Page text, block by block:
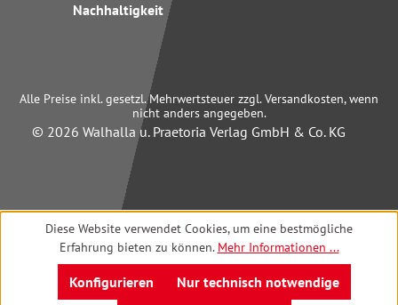
Nachhaltigkeit
Alle Preise inkl. gesetzl. Mehrwertsteuer zzgl. Versandkosten, wenn
nicht anders angegeben.
© 2026 Walhalla u. Praetoria Verlag GmbH & Co. KG
Diese Website verwendet Cookies, um eine bestmögliche
Erfahrung bieten zu können. Mehr Informationen ...
Nur technisch notwendige
Konfigurieren